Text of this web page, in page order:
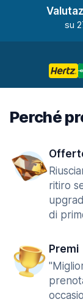
su
Perché
ritiro
di
Premi